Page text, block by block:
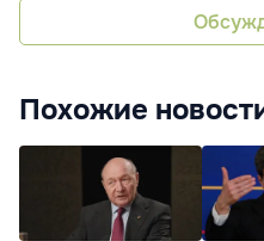
Похожие